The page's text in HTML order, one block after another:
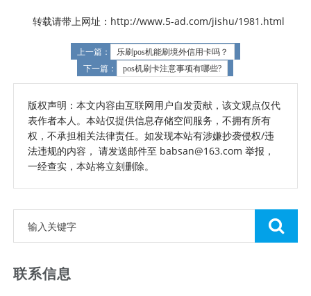
转载请带上网址：http://www.5-ad.com/jishu/1981.html
上一篇：
乐刷pos机能刷境外信用卡吗？
下一篇：
pos机刷卡注意事项有哪些?
版权声明：本文内容由互联网用户自发贡献，该文观点仅代
表作者本人。本站仅提供信息存储空间服务，不拥有所有
权，不承担相关法律责任。如发现本站有涉嫌抄袭侵权/违
法违规的内容， 请发送邮件至 babsan@163.com 举报，
一经查实，本站将立刻删除。
联系信息